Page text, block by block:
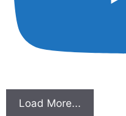
Load More...